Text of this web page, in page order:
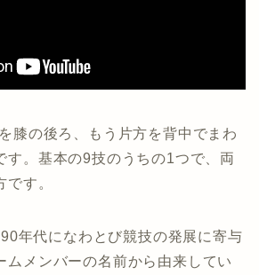
膝の後ろ、もう片方を背中でまわ
す。基本の9技のうちの1つで、両
す。
年代になわとび競技の発展に寄与
ムメンバーの名前から由来してい